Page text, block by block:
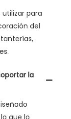
utilizar para
del
la